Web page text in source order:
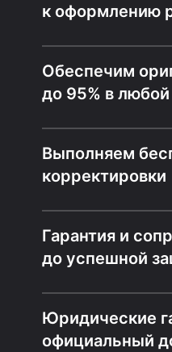
к оформлению
Обеспечим
до 95% в
Выполняем
корректировки
Гарантия и
до успешной
Юридические
официальный